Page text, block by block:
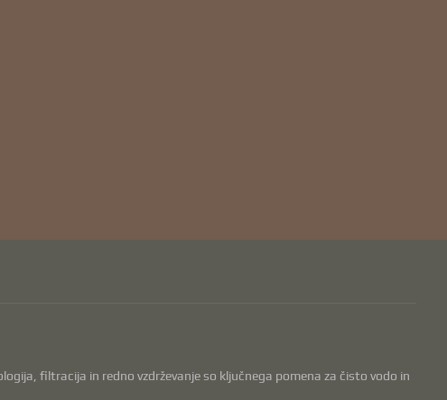
filtracija in redno vzdrževanje so ključnega pomena za čisto vodo in